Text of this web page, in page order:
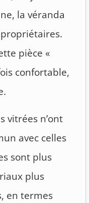
la véranda
pièce «
confortable,
vitrées n’ont
avec celles
sont plus
plus
en termes